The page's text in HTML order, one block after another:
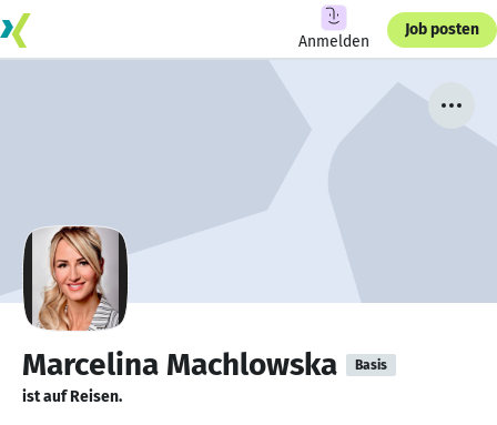
Anmelden
Job posten
Marcelina Machlowska Basis
ist auf Reisen.